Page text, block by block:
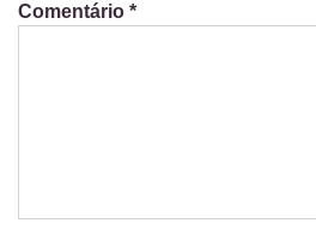
Comentário *